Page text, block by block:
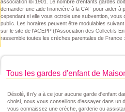
association loi 1901. Le nombre d’enfants gardés
demander une aide financière à la CAF pour aider à
cependant si elle vous octroie une subvention,
public. Les horaires peuvent être modulables
sur le site de l’ACEPP (l'Association des Collectifs
rassemble toutes les crèches parentales de France
Tous les gardes d'enfant de
Désolé, il n'y a à ce jour aucune garde d'enfant
choisi, nous vous conseillons d'essayer dans un
vous connaissez une crèche, garderie ou